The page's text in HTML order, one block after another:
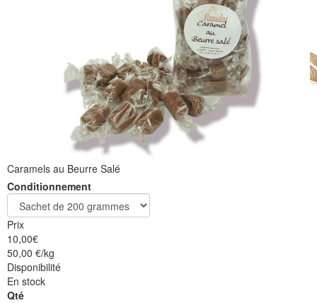
Caramels au Beurre Salé
Conditionnement
Prix
10,00€
50,00 €/kg
Disponibilité
En stock
Qté